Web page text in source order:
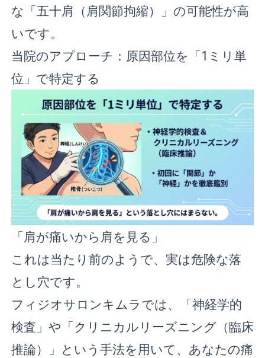
な「五十肩（肩関節拘縮）」の可能性が高
いです。
当院のアプローチ：原因部位を「1ミリ単
位」で特定する
「肩が痛いから肩を見る」
これは当たり前のようで、実は危険な落
とし穴です。
フィジオサロンキムラでは、「神経学的
検査」や「クリニカルリーズニング（臨床
推論）」という手法を用いて、あなたの痛